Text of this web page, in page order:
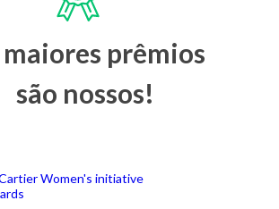
maiores prêmios
são nossos!